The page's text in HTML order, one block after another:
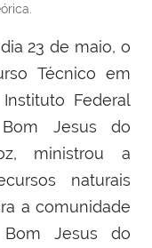
23 de maio, o
Técnico em
Federal
Bom Jesus do
ministrou a
naturais
a comunidade
Jesus do